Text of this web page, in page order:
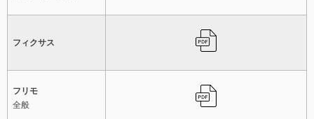
フィクサス
フリモ
全般